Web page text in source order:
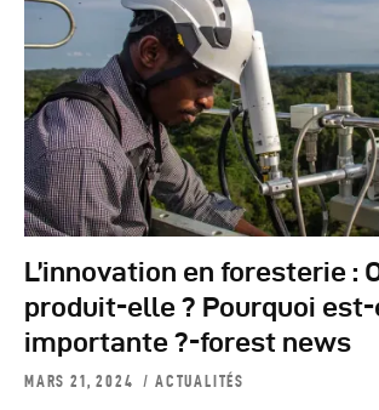
L’innovation en foresterie :
produit-elle ? Pourquoi
importante ?-forest news
MARS 21, 2024 ACTUALITÉS